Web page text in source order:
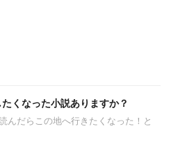
くなった小説ありますか？
んだらこの地へ行きたくなった！と